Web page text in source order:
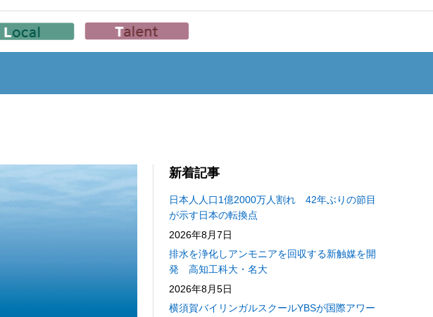
新着記事
日本人人口1億2000万人割れ 42年ぶりの節目
が示す日本の転換点
2026年8月7日
排水を浄化しアンモニアを回収する新触媒を開
発 高知工科大・名大
2026年8月5日
横須賀バイリンガルスクールYBSが国際アワー